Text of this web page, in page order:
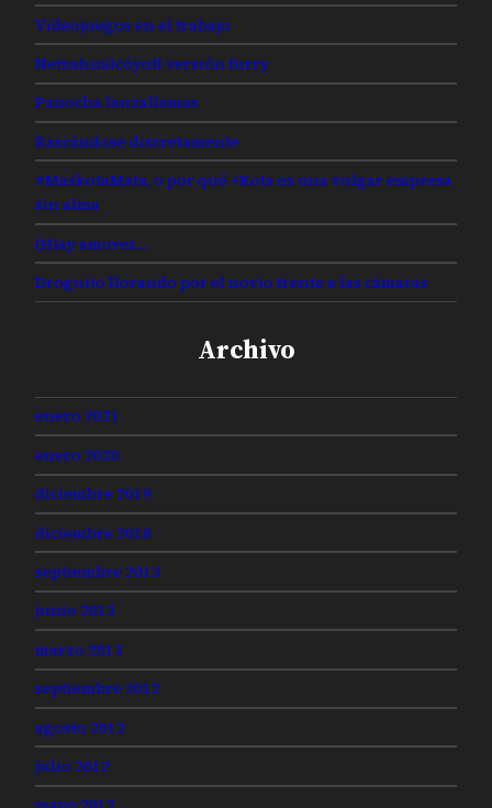
Videojuegos en el trabajo
Netzahualcóyotl versión furry
Panocha lanzallamas
Rascándose discretamente
#MaskotaMata, o por qué +Kota es una vulgar empresa
sin alma
(H)ay amores…
Droguito llorando por el novio frente a las cámaras
Archivo
enero 2021
enero 2020
diciembre 2019
diciembre 2018
septiembre 2013
junio 2013
marzo 2013
septiembre 2012
agosto 2012
julio 2012